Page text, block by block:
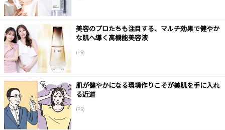
美容のプロたちも注目する、マルチ効果で健やか
な肌へ導く高機能美容液
(PR)
肌が健やかになる環境作りこそが美肌を手に入れ
る近道
(PR)